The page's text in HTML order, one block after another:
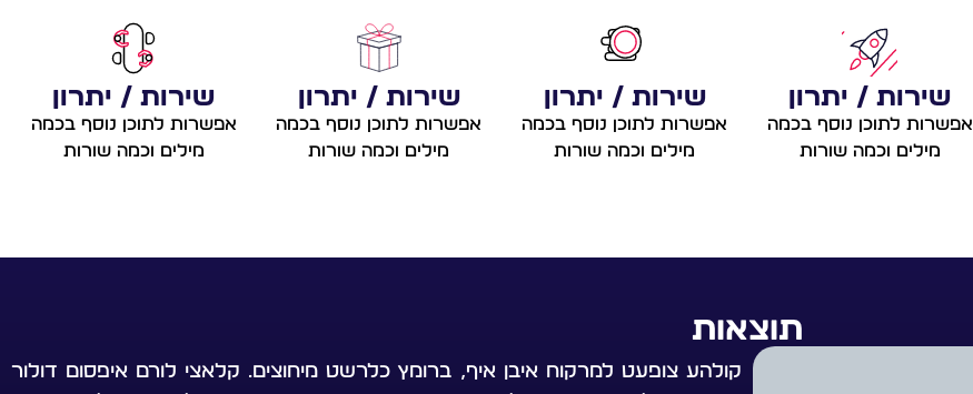
שירות / יתרון
אפשרות לתוכן נוסף בכמה
מילים וכמה שורות
שירות / יתרון
אפשרות לתוכן נוסף בכמה
מילים וכמה שורות
שירות / יתרון
אפשרות לתוכן נוסף בכמה
מילים וכמה שורות
שירות / יתרון
אפשרות לתוכן נוסף בכמה
מילים וכמה שורות
תוצאות
קולהע צופעט למרקוח איבן איף, ברומץ כלרשט מיחוצים. קלאצי לורם איפסום דולור